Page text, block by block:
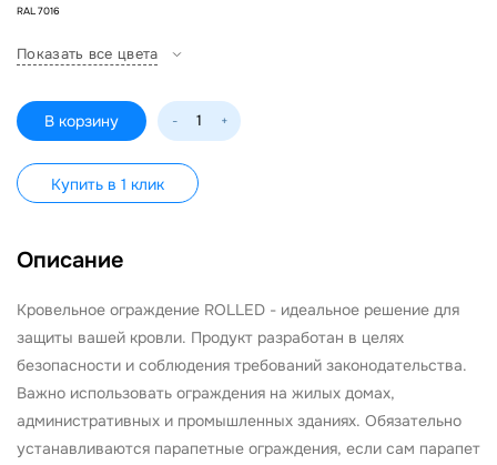
RAL 7016
Показать все цвета
В корзину - +
Купить в 1 клик
Описание
Кровельное ограждение ROLLED - идеальное решение для
защиты вашей кровли. Продукт разработан в целях
безопасности и соблюдения требований законодательства.
Важно использовать ограждения на жилых домах,
административных и промышленных зданиях. Обязательно
устанавливаются парапетные ограждения, если сам парапет